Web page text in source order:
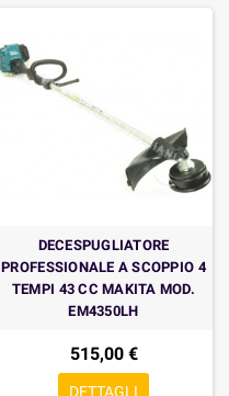
DECESPUGLIATORE
PROFESSIONALE A SCOPPIO 4
TEMPI 43 CC MAKITA MOD.
EM4350LH
515,00 €
DETTAGLI